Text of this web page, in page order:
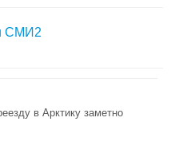
СМИ2
в Арктику заметно